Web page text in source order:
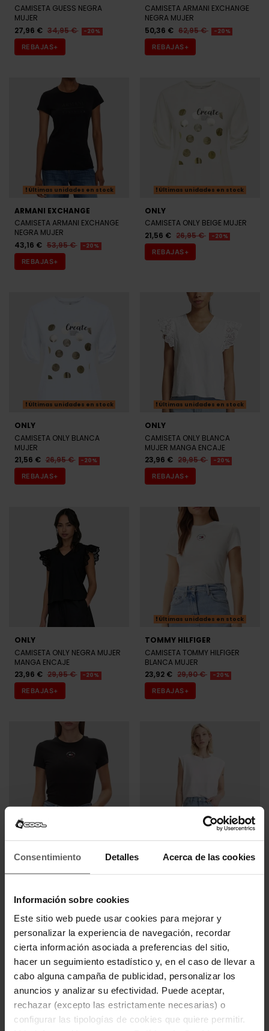
Consentimiento Detalles Acerca de las cookies
Información sobre cookies
Este sitio web puede usar cookies para mejorar y
personalizar la experiencia de navegación, recordar
cierta información asociada a preferencias del sitio,
hacer un seguimiento estadístico y, en el caso de llevar a
cabo alguna campaña de publicidad, personalizar los
anuncios y analizar su efectividad. Puede aceptar,
rechazar (excepto las estrictamente necesarias) o
configurar las tipologías de cookies que quiere permitir.
CAMISETA GUESS NEGRA
MUJER
27,96 € 34,95 € -20%
REBAJAS+
CAMISETA ARMANI EXCHANGE
NEGRA MUJER
50,36 € 62,95 € -20%
REBAJAS+
Últimas unidades en stock
ARMANI EXCHANGE
CAMISETA ARMANI EXCHANGE
NEGRA MUJER
43,16 € 53,95 € -20%
REBAJAS+
Últimas unidades en stock
ONLY
CAMISETA ONLY BEIGE MUJER
21,56 € 26,95 € -20%
REBAJAS+
Últimas unidades en stock
ONLY
CAMISETA ONLY BLANCA
MUJER
21,56 € 26,95 € -20%
REBAJAS+
Últimas unidades en stock
ONLY
CAMISETA ONLY BLANCA
MUJER MANGA ENCAJE
23,96 € 29,95 € -20%
REBAJAS+
ONLY
CAMISETA ONLY NEGRA MUJER
MANGA ENCAJE
23,96 € 29,95 € -20%
REBAJAS+
Últimas unidades en stock
TOMMY HILFIGER
CAMISETA TOMMY HILFIGER
BLANCA MUJER
23,92 € 29,90 € -20%
REBAJAS+
TOMMY HILFIGER
NEGRA MUJER
REBAJAS+
LEVI'S
MUJER